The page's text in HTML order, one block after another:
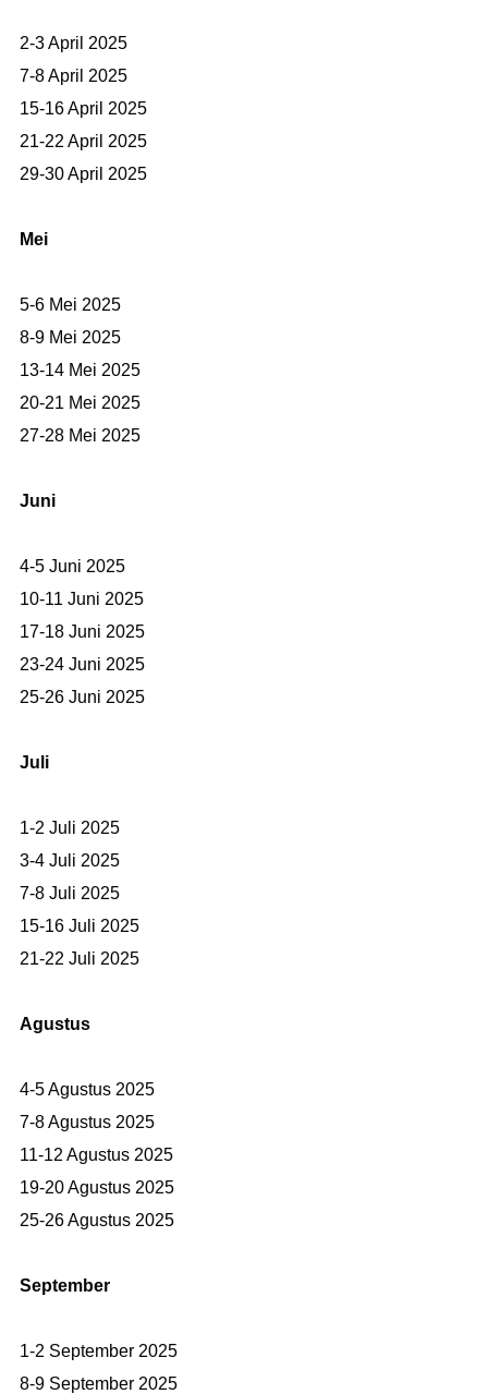
2-3 April 2025
7-8 April 2025
15-16 April 2025
21-22 April 2025
29-30 April 2025
Mei
5-6 Mei 2025
8-9 Mei 2025
13-14 Mei 2025
20-21 Mei 2025
27-28 Mei 2025
Juni
4-5 Juni 2025
10-11 Juni 2025
17-18 Juni 2025
23-24 Juni 2025
25-26 Juni 2025
Juli
1-2 Juli 2025
3-4 Juli 2025
7-8 Juli 2025
15-16 Juli 2025
21-22 Juli 2025
Agustus
4-5 Agustus 2025
7-8 Agustus 2025
11-12 Agustus 2025
19-20 Agustus 2025
25-26 Agustus 2025
September
1-2 September 2025
8-9 September 2025